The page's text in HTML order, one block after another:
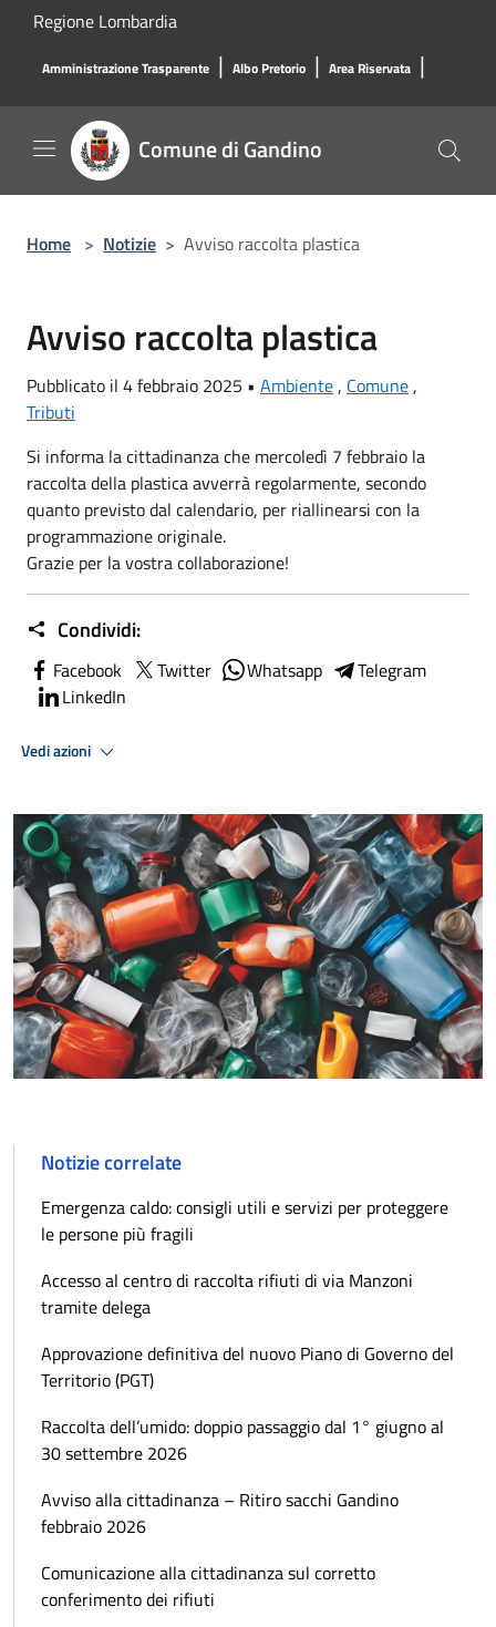
Salta al contenuto principale
Regione Lombardia
Amministrazione Trasparente | Albo Pretorio | Area Riservata |
Comune di Gandino
Home > Notizie > Avviso raccolta plastica
Avviso raccolta plastica
Pubblicato il 4 febbraio 2025 • Ambiente, Comune,
Tributi
Si informa la cittadinanza che mercoledì 7 febbraio la
raccolta della plastica avverrà regolarmente, secondo
quanto previsto dal calendario, per riallinearsi con la
programmazione originale.
Grazie per la vostra collaborazione!
Condividi:
Facebook Twitter Whatsapp
Telegram
LinkedIn
Vedi azioni
Notizie correlate
Emergenza caldo: consigli utili e servizi per proteggere
le persone più fragili
Accesso al centro di raccolta rifiuti di via Manzoni
tramite delega
Approvazione definitiva del nuovo Piano di Governo del
Territorio (PGT)
Raccolta dell’umido: doppio passaggio dal 1° giugno al
30 settembre 2026
Avviso alla cittadinanza – Ritiro sacchi Gandino
febbraio 2026
Comunicazione alla cittadinanza sul corretto
conferimento dei rifiuti